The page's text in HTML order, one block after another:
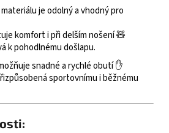
je odolný a vhodný pro
komfort i při delším nošení 🧸
k pohodlnému došlapu.
snadné a rychlé obutí ✋
sportovnímu i běžnému